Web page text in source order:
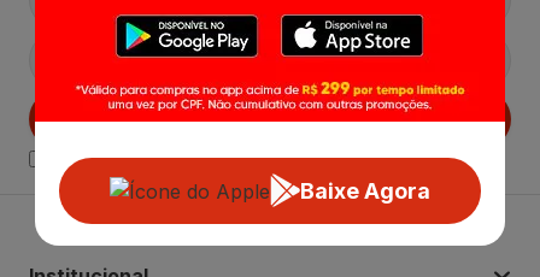
Baixe Agora
Cadastrar
Declaro estar ciente dasPoliticas de Privacidade.